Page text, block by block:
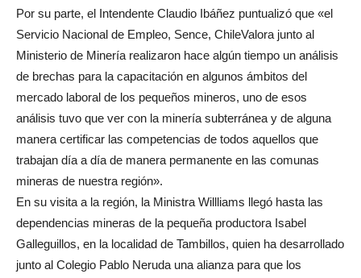
Por su parte, el Intendente Claudio Ibáñez puntualizó que «el
Servicio Nacional de Empleo, Sence, ChileValora junto al
Ministerio de Minería realizaron hace algún tiempo un análisis
de brechas para la capacitación en algunos ámbitos del
mercado laboral de los pequeños mineros, uno de esos
análisis tuvo que ver con la minería subterránea y de alguna
manera certificar las competencias de todos aquellos que
trabajan día a día de manera permanente en las comunas
mineras de nuestra región».
En su visita a la región, la Ministra Willliams llegó hasta las
dependencias mineras de la pequeña productora Isabel
Galleguillos, en la localidad de Tambillos, quien ha desarrollado
junto al Colegio Pablo Neruda una alianza para que los